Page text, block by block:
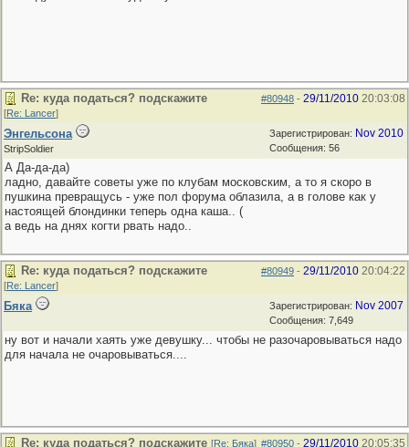
#80948 - 29/11/2010 20:03:08
Re: куда податься? подскажите
[Re: Lancer]
Зарегистрирован: Nov 2010
Сообщения: 56
Энгельсона
StripSoldier
А Да-да-да)
ладно, давайте советы уже по клубам московским, а то я скоро в
пушкина превращусь - уже пол форума облазила, а в голове как у
настоящей блондинки теперь одна каша.. (
а ведь на днях когти рвать надо..
#80949 - 29/11/2010 20:04:22
Re: куда податься? подскажите
[Re: Lancer]
Зарегистрирован: Nov 2007
Сообщения: 7,649
Бяка
ну вот и начали хаять уже девушку... чтобы не разочаровываться надо
для начала не очаровываться....
#80950 - 29/11/2010 20:05:35
Re: куда податься? подскажите [Re: Бяка]